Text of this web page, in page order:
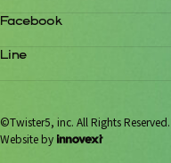
Facebook
Line
©Twister5, inc. All Rights Reserved.
Website by